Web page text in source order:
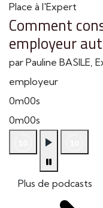
Place à l'Expert
Comment
employeur
par Pauline BASILE,
employeur
0m00s
0m00s
Plus de podcasts